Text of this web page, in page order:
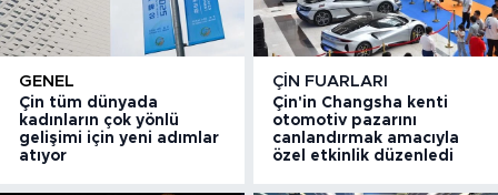
GENEL
Çin tüm dünyada
kadınların çok yönlü
gelişimi için yeni adımlar
atıyor
ÇIN FUARLARI
Çin'in Changsha kenti
otomotiv pazarını
canlandırmak amacıyla
özel etkinlik düzenledi